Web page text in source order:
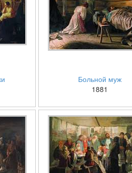
Больной муж
1881